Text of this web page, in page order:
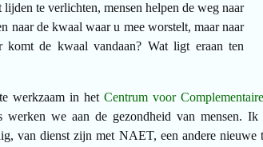
te verlichten, mensen helpen de weg naar
naar de kwaal waar u mee worstelt, maar naar
de kwaal vandaan? Wat ligt eraan ten
werkzaam in het Centrum voor
werken we aan de gezondheid van mensen.
van dienst zijn met NAET, een andere